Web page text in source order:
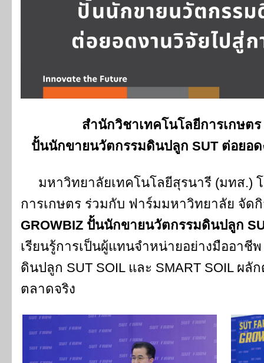
สำนักวิชาเทคโนโลยีการเกษต
ปั้นนักขายนวัตกรรมดินปลูก SUT ต่อยอ
มหาวิทยาลัยเทคโนโลยีสุรนารี (มทส.)
การเกษตร ร่วมกับ ฟาร์มมหาวิทยาลัย จัด
GROWBIZ ปั้นนักขายนวัตกรรมดินปลูก
เรียนรู้การเป็นผู้แทนจำหน่ายอย่างมืออา
ดินปลูก SUT SOIL และ SMART SOIL ผ
ตลาดจริง